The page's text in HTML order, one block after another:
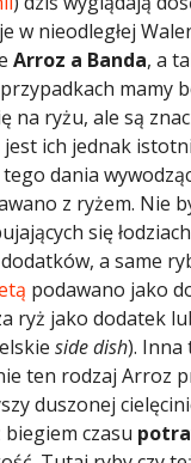
w nieodległej
Arroz a Banda, a
mamy
na ryżu, ale są
jest ich jednak
dania
z ryżem. Nie
się
a same
podawano jako
ryż jako dodatek
side dish). Inna
ten rodzaj Arroz
duszonej
biegiem czasu